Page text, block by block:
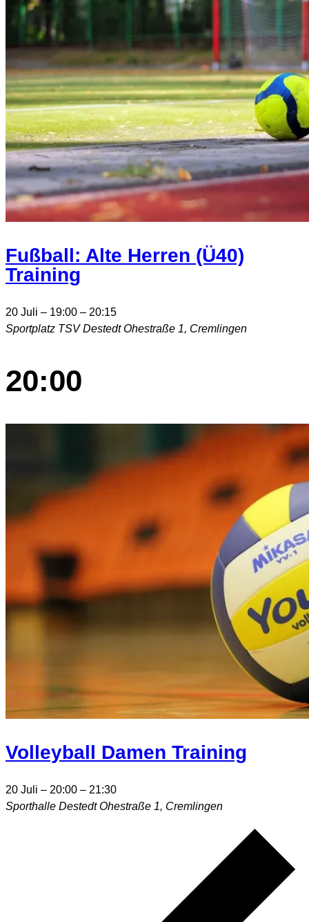
Fußball: Alte Herren (Ü40)
Training
20 Juli – 19:00 – 20:15
Sportplatz TSV DestedtOhestraße 1, Cremlingen
20:00
Volleyball Damen Training
20 Juli – 20:00 – 21:30
Sporthalle DestedtOhestraße 1, Cremlingen